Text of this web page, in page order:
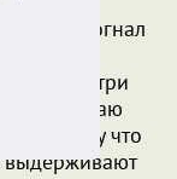
прогнал
недели
ещё три
Считаю
потому что